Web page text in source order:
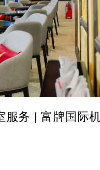
服务 | 富牌国际